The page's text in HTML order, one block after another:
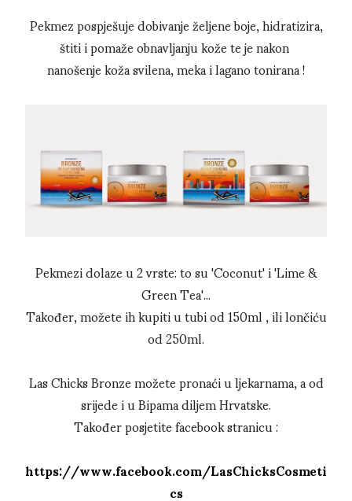
Pekmez pospješuje dobivanje željene boje, hidratizira,
štiti i pomaže obnavljanju kože te je nakon
nanošenje koža svilena, meka i lagano tonirana !
Pekmezi dolaze u 2 vrste: to su 'Coconut' i 'Lime &
Green Tea'...
Također, možete ih kupiti u tubi od 150ml , ili lončiću
od 250ml.
Las Chicks Bronze možete pronaći u ljekarnama, a od
srijede i u Bipama diljem Hrvatske.
Također posjetite facebook stranicu :
https://www.facebook.com/LasChicksCosmeti
cs